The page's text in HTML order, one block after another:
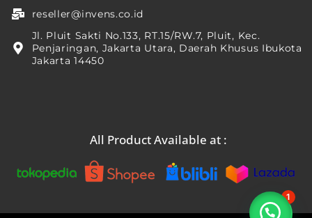
reseller@invens.co.id
Jl. Pluit Sakti No.133, RT.15/RW.7, Pluit, Kec.
Penjaringan, Jakarta Utara, Daerah Khusus Ibukota
Jakarta 14450
All Product Available at :
Silahkan chat kami...
1